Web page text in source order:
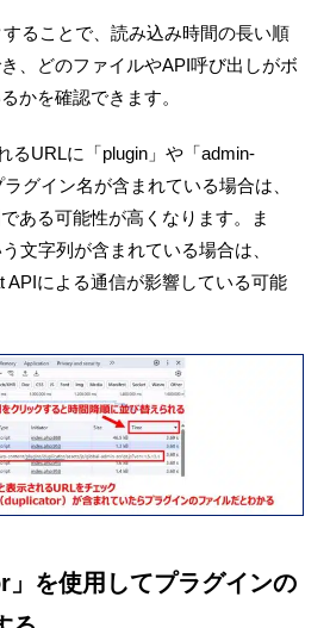
することで、読み込み時間の長い順
、どのファイルやAPI呼び出しがボ
かを確認できます。
るURLに「plugin」や「admin-
グイン名が含まれている場合は、
ある可能性が高くなります。ま
文字列が含まれている場合は、
APIによる通信が影響している可能
」を使用してプラグインの